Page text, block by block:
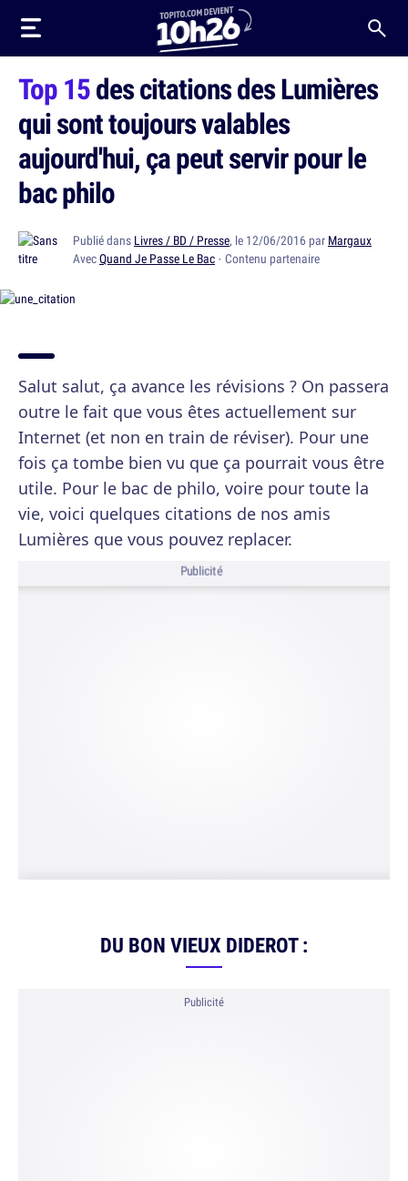
Top 15des citations des Lumières
qui sont toujours valables
aujourd'hui, ça peut servir pour le
bac philo
Publié dans Livres / BD / Presse, le 12/06/2016 par Margaux
AvecQuand Je Passe Le Bac · Contenu partenaire
Salut salut, ça avance les révisions ? On passera
outre le fait que vous êtes actuellement sur
Internet (et non en train de réviser). Pour une
fois ça tombe bien vu que ça pourrait vous être
utile. Pour le bac de philo, voire pour toute la
vie, voici quelques citations de nos amis
Lumières que vous pouvez replacer.
Publicité
DU BON VIEUX DIDEROT :
Publicité